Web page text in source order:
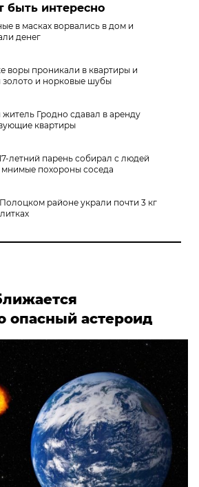
быть интересно
в масках ворвались в дом и
денег
воры проникали в квартиры и
золото и норковые шубы
житель Гродно сдавал в аренду
квартиры
летний парень собирал с людей
мнимые похороны соседа
районе украли почти 3 кг
опасный астероид